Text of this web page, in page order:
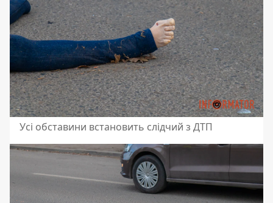
Усі обставини встановить слідчий з ДТП